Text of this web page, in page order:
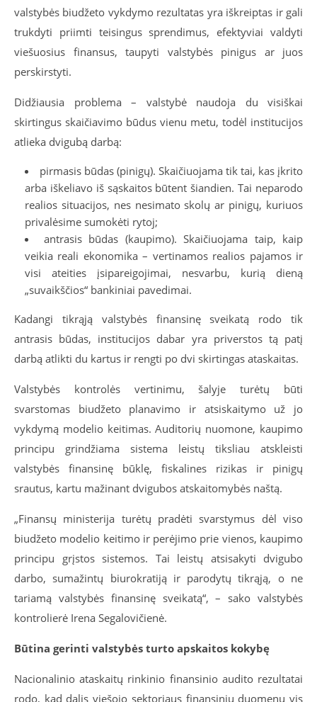
valstybės biudžeto vykdymo rezultatas yra iškreiptas ir gali
trukdyti priimti teisingus sprendimus, efektyviai valdyti
viešuosius finansus, taupyti valstybės pinigus ar juos
perskirstyti.
Didžiausia problema – valstybė naudoja du visiškai
skirtingus skaičiavimo būdus vienu metu, todėl institucijos
atlieka dvigubą darbą:
pirmasis būdas (pinigų). Skaičiuojama tik tai, kas įkrito
arba iškeliavo iš sąskaitos būtent šiandien. Tai neparodo
realios situacijos, nes nesimato skolų ar pinigų, kuriuos
privalėsime sumokėti rytoj;
antrasis būdas (kaupimo). Skaičiuojama taip, kaip
veikia reali ekonomika – vertinamos realios pajamos ir
visi ateities įsipareigojimai, nesvarbu, kurią dieną
„suvaikščios“ bankiniai pavedimai.
Kadangi tikrąją valstybės finansinę sveikatą rodo tik
antrasis būdas, institucijos dabar yra priverstos tą patį
darbą atlikti du kartus ir rengti po dvi skirtingas ataskaitas.
Valstybės kontrolės vertinimu, šalyje turėtų būti
svarstomas biudžeto planavimo ir atsiskaitymo už jo
vykdymą modelio keitimas. Auditorių nuomone, kaupimo
principu grindžiama sistema leistų tiksliau atskleisti
valstybės finansinę būklę, fiskalines rizikas ir pinigų
srautus, kartu mažinant dvigubos atskaitomybės naštą.
„Finansų ministerija turėtų pradėti svarstymus dėl viso
biudžeto modelio keitimo ir perėjimo prie vienos, kaupimo
principu grįstos sistemos. Tai leistų atsisakyti dvigubo
darbo, sumažintų biurokratiją ir parodytų tikrąją, o ne
tariamą valstybės finansinę sveikatą“, – sako valstybės
kontrolierė Irena Segalovičienė.
Būtina gerinti valstybės turto apskaitos kokybę
Nacionalinio ataskaitų rinkinio finansinio audito rezultatai
rodo, kad dalis viešojo sektoriaus finansinių duomenų vis